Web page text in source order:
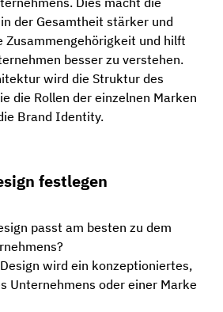
der Gesamtheit stärker und
Zusammengehörigkeit und hilft
besser zu verstehen.
wird die Struktur des
die Rollen der einzelnen Marken
Brand Identity.
festlegen
passt am besten zu dem
wird ein konzeptioniertes,
Unternehmens oder einer Marke